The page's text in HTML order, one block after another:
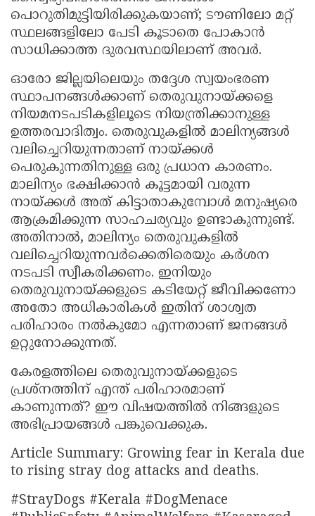
പൊറുതിമുട്ടിയിരിക്കുകയാണ്; ടൗണിലോ മറ്റ്
സ്ഥലങ്ങളിലോ പേടി കൂടാതെ പോകാൻ
സാധിക്കാത്ത ദുരവസ്ഥയിലാണ് അവർ.
ഓരോ ജില്ലയിലെയും തദ്ദേശ സ്വയംഭരണ
സ്ഥാപനങ്ങൾക്കാണ് തെരുവുനായ്ക്കളെ
നിയമനടപടികളിലൂടെ നിയന്ത്രിക്കാനുള്ള
ഉത്തരവാദിത്വം. തെരുവുകളിൽ മാലിന്യങ്ങൾ
വലിച്ചെറിയുന്നതാണ് നായ്ക്കൾ
പെരുകുന്നതിനുള്ള ഒരു പ്രധാന കാരണം.
മാലിന്യം ഭക്ഷിക്കാൻ കൂട്ടമായി വരുന്ന
നായ്ക്കൾ അത് കിട്ടാതാകുമ്പോൾ മനുഷ്യരെ
ആക്രമിക്കുന്ന സാഹചര്യവും ഉണ്ടാകുന്നുണ്ട്.
അതിനാൽ, മാലിന്യം തെരുവുകളിൽ
വലിച്ചെറിയുന്നവർക്കെതിരെയും കർശന
നടപടി സ്വീകരിക്കണം. ഇനിയും
തെരുവുനായ്ക്കളുടെ കടിയേറ്റ് ജീവിക്കണോ
അതോ അധികാരികൾ ഇതിന് ശാശ്വത
പരിഹാരം നൽകുമോ എന്നതാണ് ജനങ്ങൾ
ഉറ്റുനോക്കുന്നത്.
കേരളത്തിലെ തെരുവുനായ്ക്കളുടെ
പ്രശ്നത്തിന് എന്ത് പരിഹാരമാണ്
കാണുന്നത്? ഈ വിഷയത്തിൽ നിങ്ങളുടെ
അഭിപ്രായങ്ങൾ പങ്കുവെക്കുക.
Article Summary: Growing fear in Kerala due
to rising stray dog attacks and deaths.
#StrayDogs #Kerala #DogMenace